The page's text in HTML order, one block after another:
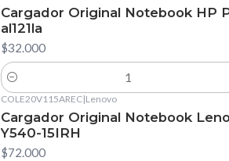
Cargador Original Notebook HP
al121la
$32.000
Cantidad
COLE20V115AREC|Lenovo
Cargador Original Notebook
Y540-15IRH
$72.000